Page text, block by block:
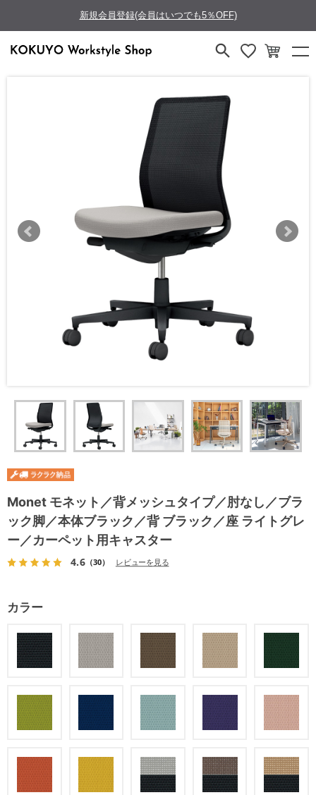
新規会員登録(会員はいつでも5％OFF)
Monet モネット／背メッシュタイプ／肘なし／ブラ
ック脚／本体ブラック／背 ブラック／座 ライトグレ
ー／カーペット用キャスター
4.6（30） レビューを見る
カラー